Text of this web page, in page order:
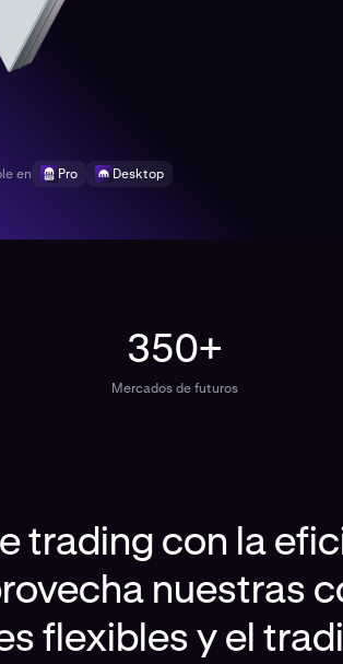
en Pro Desktop
350+
Mercados de futuros
trading con la
nuestras
flexibles y el